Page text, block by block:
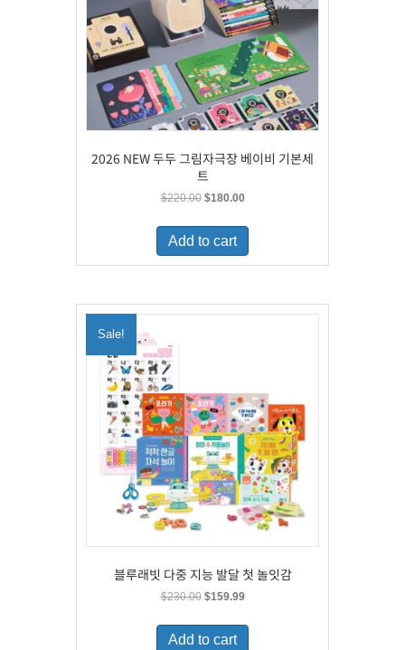
2026 NEW 두두 그림자극장 베이비 기본세
트
$220.00 Original
was:
$220.00.
$180.00Current
is:
Add to cart
Sale!
블루래빗 다중 지능 발달 첫 놀잇감
$230.00 Original
was:
$230.00.
$159.99Current
is:
Add to cart